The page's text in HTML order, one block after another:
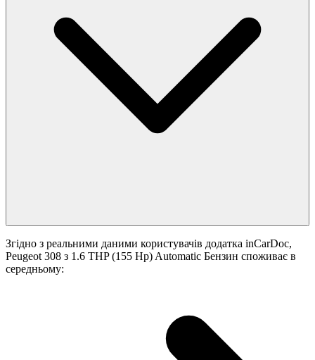
Згідно з реальними даними користувачів додатка inCarDoc,
Peugeot 308 з 1.6 THP (155 Hp) Automatic Бензин споживає в
середньому: